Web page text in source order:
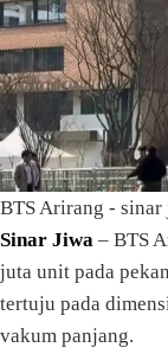
BTS Arirang - sinar
Sinar Jiwa – BTS
juta unit pada
tertuju pada
vakum panjang.